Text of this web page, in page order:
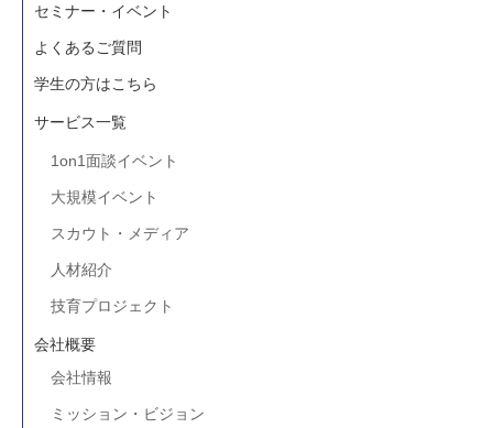
セミナー・イベント
よくあるご質問
学生の方はこちら
サービス一覧
1on1面談イベント
大規模イベント
スカウト・メディア
人材紹介
技育プロジェクト
会社概要
会社情報
ミッション・ビジョン